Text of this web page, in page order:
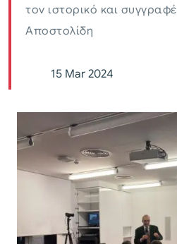
τον ιστορικό και
Αποστολίδη
15 Mar 2024